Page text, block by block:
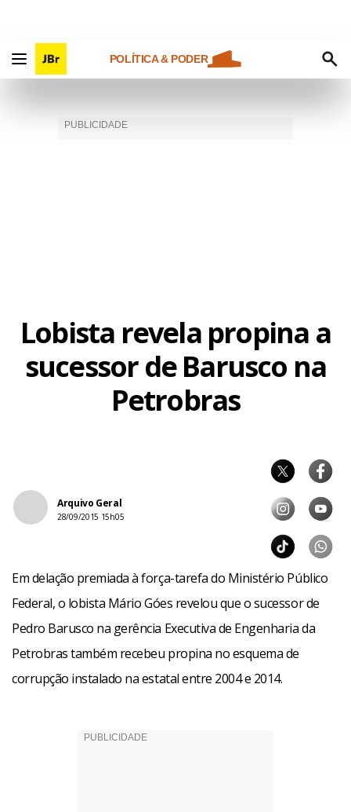
POLÍTICA & PODER
Lobista revela propina a
sucessor de Barusco na
Petrobras
Arquivo Geral
28/09/2015 15h05
Em delação premiada à força-tarefa do Ministério Público
Federal, o lobista Mário Góes revelou que o sucessor de
Pedro Barusco na gerência Executiva de Engenharia da
Petrobras também recebeu propina no esquema de
corrupção instalado na estatal entre 2004 e 2014.